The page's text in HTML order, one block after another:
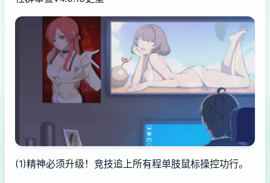
(1)精神必须升级！竞技追上所有程单肢鼠标操控功行。